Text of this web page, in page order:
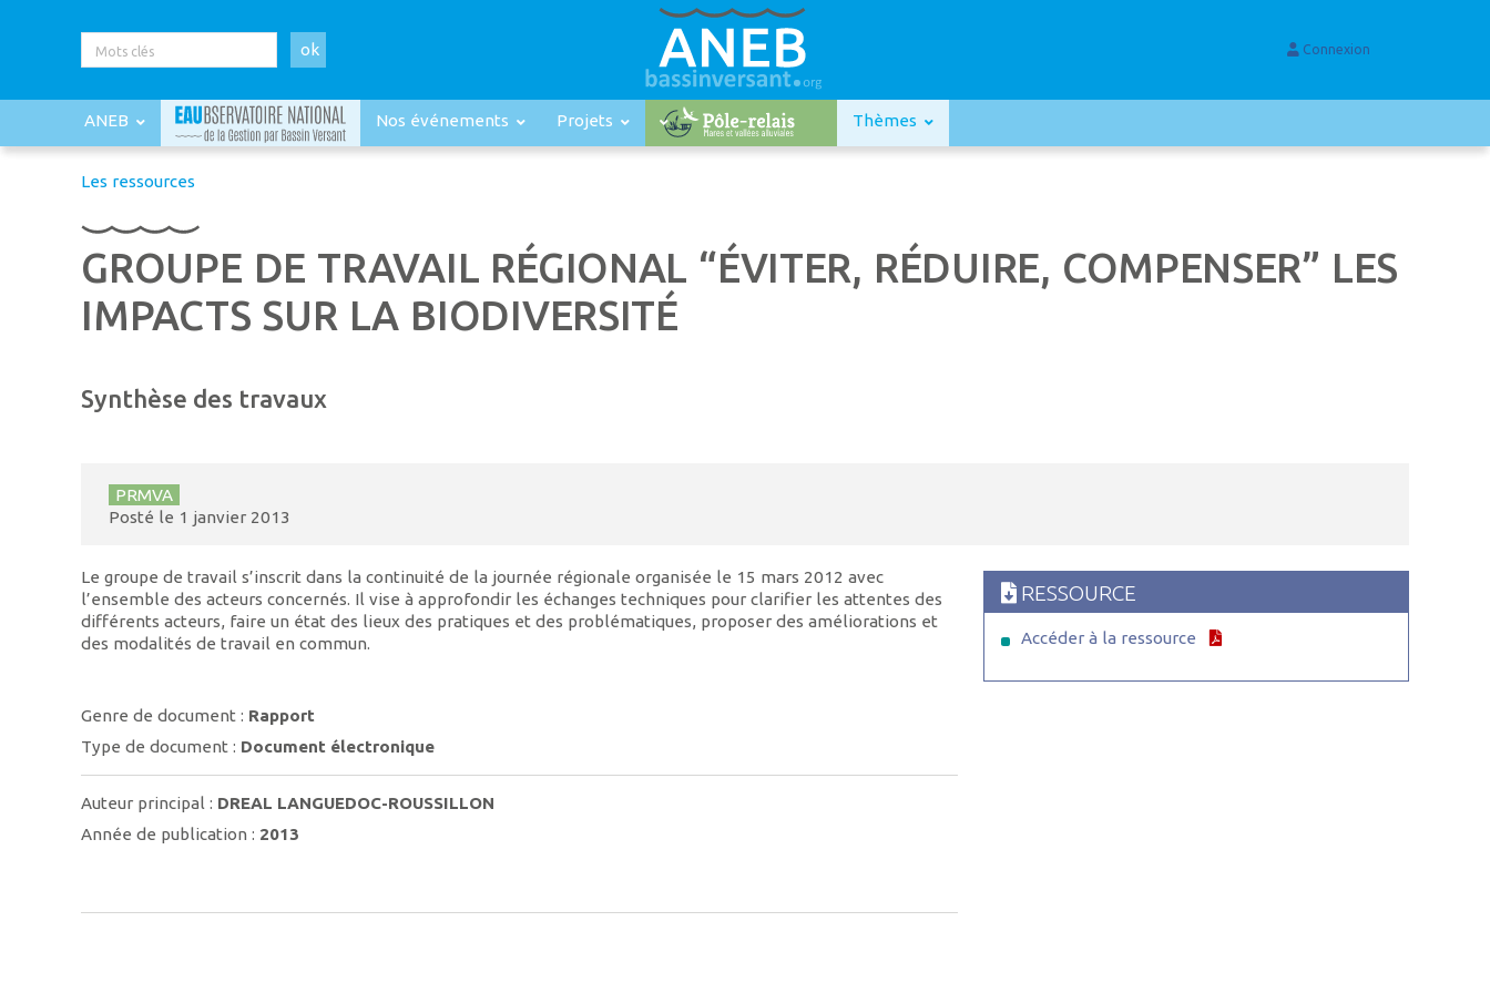
ok Connexion
ANEB Nos événements Projets Thèmes
Les ressources
GROUPE DE TRAVAIL RÉGIONAL “ÉVITER, RÉDUIRE, COMPENSER” LES
IMPACTS SUR LA BIODIVERSITÉ
Synthèse des travaux
PRMVA
Posté le 1 janvier 2013
Le groupe de travail s’inscrit dans la continuité de la journée régionale organisée le 15 mars 2012 avec
l’ensemble des acteurs concernés. Il vise à approfondir les échanges techniques pour clarifier les attentes des
différents acteurs, faire un état des lieux des pratiques et des problématiques, proposer des améliorations et
des modalités de travail en commun.
Genre de document : Rapport
Type de document : Document électronique
Auteur principal : DREAL LANGUEDOC-ROUSSILLON
Année de publication : 2013
RESSOURCE
Accéder à la ressource